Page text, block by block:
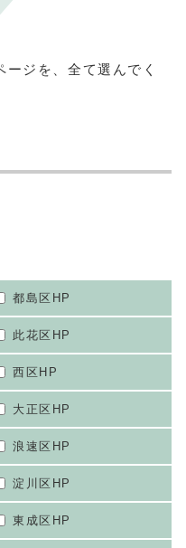
ジを、全て選んでく
都島区HP
此花区HP
西区HP
大正区HP
浪速区HP
淀川区HP
東成区HP